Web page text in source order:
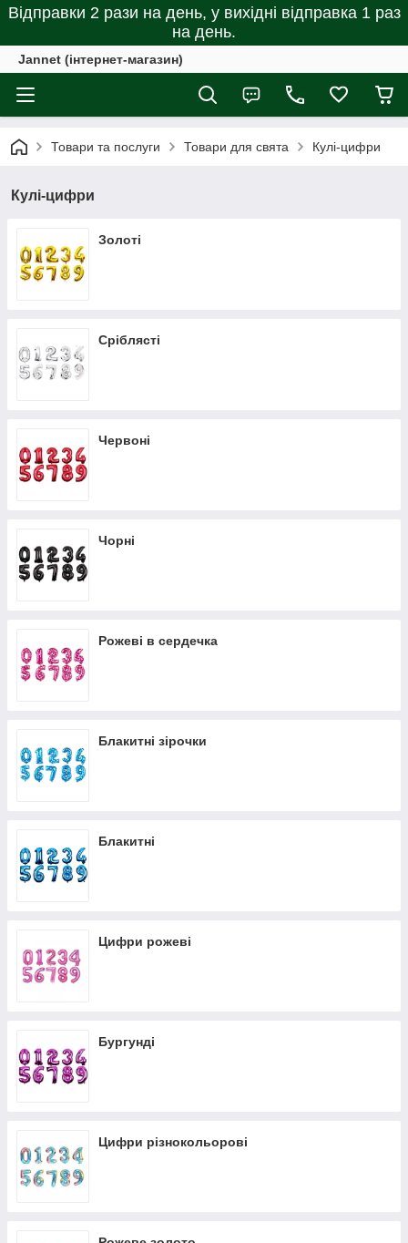
Відправки 2 рази на день, у вихідні відправка 1 раз
на день.
Jannet (інтернет-магазин)
Товари та послуги Товари для свята Кулі-цифри
Кулі-цифри
Золоті
Сріблясті
Червоні
Чорні
Рожеві в сердечка
Блакитні зірочки
Блакитні
Цифри рожеві
Бургунді
Цифри різнокольорові